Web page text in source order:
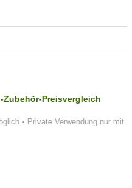
• Private Verwendung nur mit
Zubehör-Preisvergleich